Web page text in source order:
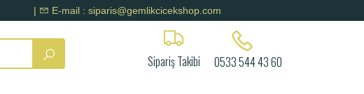
| E-mail : siparis@gemlikcicekshop.com
Sipariş Takibi 0533 544 43 60